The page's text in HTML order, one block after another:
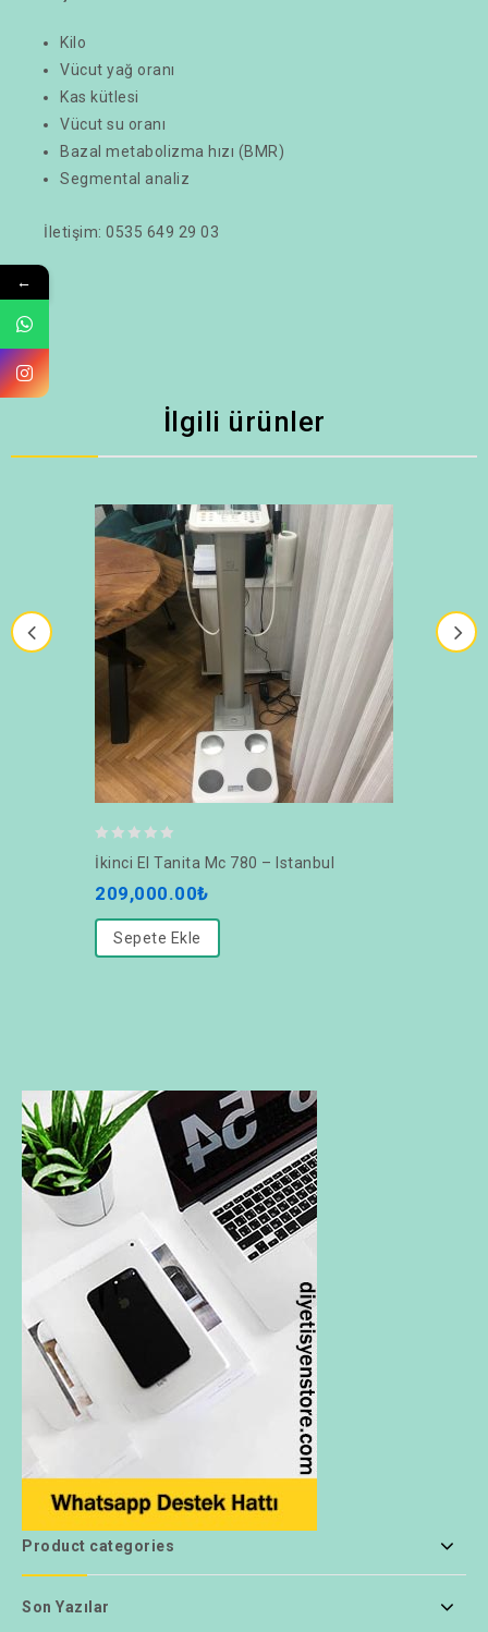
Kilo
Vücut yağ oranı
Kas kütlesi
Vücut su oranı
Bazal metabolizma hızı (BMR)
Segmental analiz
İletişim: 0535 649 29 03
İlgili ürünler
İkinci El Tanita Mc 780 – Istanbul
209,000.00₺
Sepete Ekle
Product categories
Son Yazılar
←